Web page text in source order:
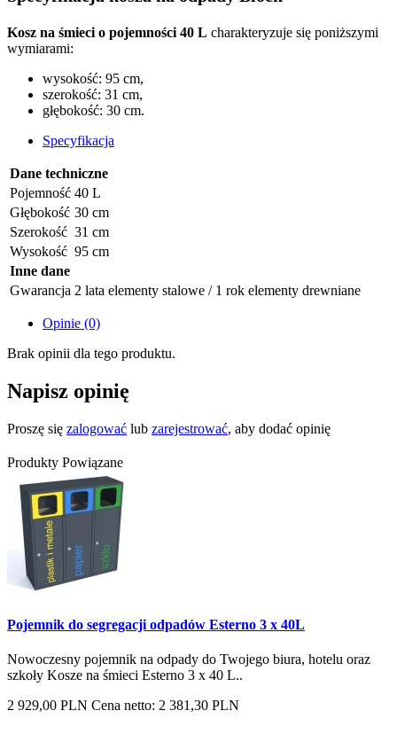
Kosz na śmieci o pojemności 40 L charakteryzuje się poniższymi
wymiarami:
wysokość: 95 cm,
szerokość: 31 cm,
głębokość: 30 cm.
Specyfikacja
Dane techniczne
Pojemność 40 L
Głębokość 30 cm
Szerokość 31 cm
Wysokość 95 cm
Inne dane
Gwarancja 2 lata elementy stalowe / 1 rok elementy drewniane
Opinie (0)
Brak opinii dla tego produktu.
Napisz opinię
Proszę się zalogować lub zarejestrować, aby dodać opinię
Produkty Powiązane
Pojemnik do segregacji odpadów Esterno 3 x 40L
Nowoczesny pojemnik na odpady do Twojego biura, hotelu oraz
szkoły Kosze na śmieci Esterno 3 x 40 L..
2 929,00 PLN Cena netto: 2 381,30 PLN